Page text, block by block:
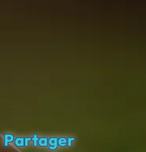
Partager